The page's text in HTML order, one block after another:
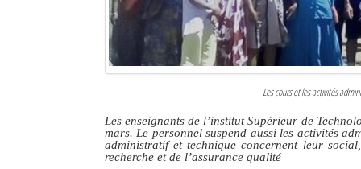
Les cours et les activités
Les enseignants de l’institut Supérieur de
mars. Le personnel suspend aussi les activités
administratif et technique concernent leur
recherche et de l’assurance qualité